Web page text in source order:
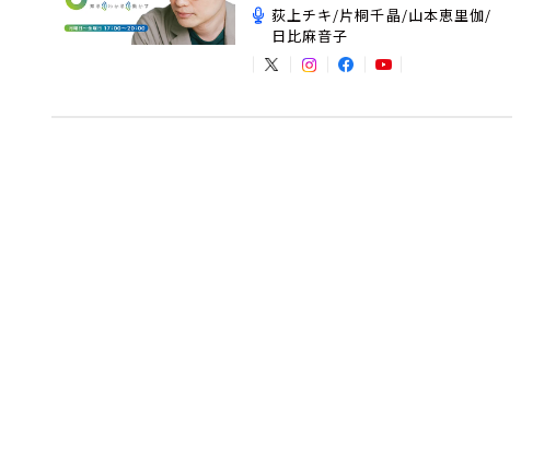
荻上チキ/片桐千晶/山本恵里伽/
日比麻音子